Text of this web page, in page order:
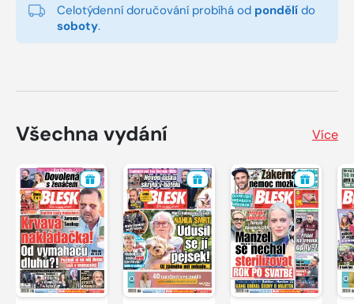
Celotýdenní doručování probíhá od pondělí do
soboty.
Všechna vydání Více